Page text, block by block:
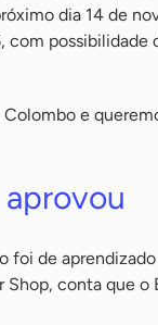
dia 14 de
com
e
foi de
Shop, conta que